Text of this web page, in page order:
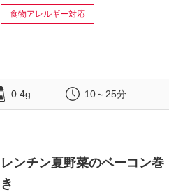
食物アレルギー対応
0.4g 10～25分
レンチン夏野菜のベーコン巻
き